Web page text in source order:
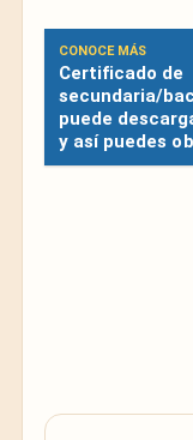
CONOCE MÁS
Certificado de
secundaria/
puede
y así puedes